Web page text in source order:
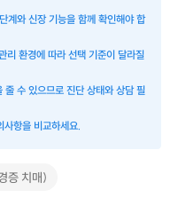
계와 신장 기능을 함께 확인해야 합
리 환경에 따라 선택 기준이 달라질
수 있으므로 진단 상태와 상담 필
항을 비교하세요.
증 치매)